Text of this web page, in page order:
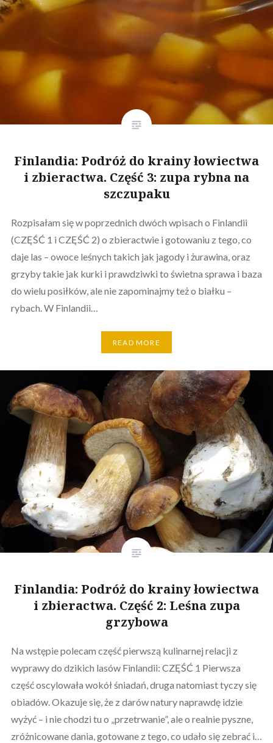
Finlandia: Podróż do krainy łowiectwa
i zbieractwa. Część 3: zupa rybna na
szczupaku
Rozpisałam się w poprzednich dwóch wpisach o Finlandii
(CZĘŚĆ 1 i CZĘŚĆ 2) o zbieractwie i gotowaniu z tego, co
daje las – owoce leśnych takich jak jagody i żurawina, oraz
grzyby takie jak kurki i prawdziwki to świetna sprawa i baza
do wielu posiłków, ale nie zapominajmy też o białku –
rybach. W Finlandii…
READ MORE
Finlandia: Podróż do krainy łowiectwa
i zbieractwa. Część 2: Leśna zupa
grzybowa
Na wstępie polecam część pierwszą kulinarnej relacji z
wyprawy do dzikich lasów Finlandii: CZĘŚĆ 1 Pierwsza
część oscylowała wokół śniadań, druga natomiast tyczy się
obiadów. Okazuje się, że z darów natury naprawdę idzie
wyżyć – i nie chodzi tu o „przetrwanie”, ale o realnie pyszne,
zróżnicowane dania, gotowane z tego, co udało się zebrać i…